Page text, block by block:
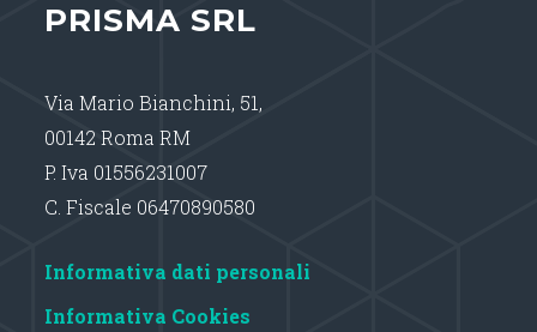
PRISMA SRL
Via Mario Bianchini, 51,
00142 Roma RM
P. Iva 01556231007
C. Fiscale 06470890580
Informativa dati personali
Informativa Cookies